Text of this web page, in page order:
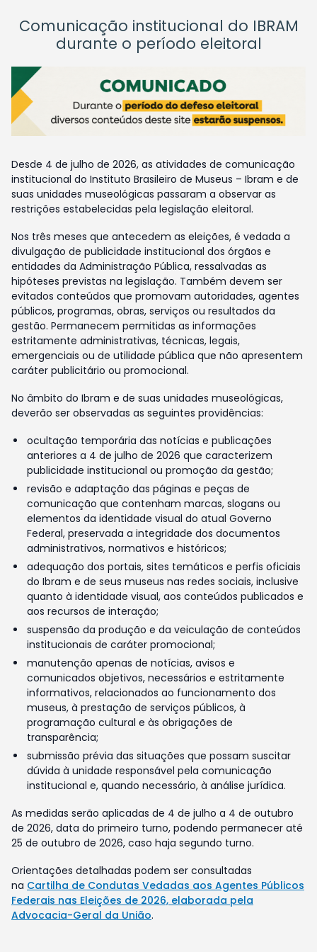
Comunicação institucional do IBRAM
durante o período eleitoral
Desde 4 de julho de 2026, as atividades de comunicação
institucional do Instituto Brasileiro de Museus – Ibram e de
suas unidades museológicas passaram a observar as
restrições estabelecidas pela legislação eleitoral.
Nos três meses que antecedem as eleições, é vedada a
divulgação de publicidade institucional dos órgãos e
entidades da Administração Pública, ressalvadas as
hipóteses previstas na legislação. Também devem ser
evitados conteúdos que promovam autoridades, agentes
públicos, programas, obras, serviços ou resultados da
gestão. Permanecem permitidas as informações
estritamente administrativas, técnicas, legais,
emergenciais ou de utilidade pública que não apresentem
caráter publicitário ou promocional.
No âmbito do Ibram e de suas unidades museológicas,
deverão ser observadas as seguintes providências:
ocultação temporária das notícias e publicações
anteriores a 4 de julho de 2026 que caracterizem
publicidade institucional ou promoção da gestão;
revisão e adaptação das páginas e peças de
comunicação que contenham marcas, slogans ou
elementos da identidade visual do atual Governo
Federal, preservada a integridade dos documentos
administrativos, normativos e históricos;
adequação dos portais, sites temáticos e perfis oficiais
do Ibram e de seus museus nas redes sociais, inclusive
quanto à identidade visual, aos conteúdos publicados e
aos recursos de interação;
suspensão da produção e da veiculação de conteúdos
institucionais de caráter promocional;
manutenção apenas de notícias, avisos e
comunicados objetivos, necessários e estritamente
informativos, relacionados ao funcionamento dos
museus, à prestação de serviços públicos, à
programação cultural e às obrigações de
transparência;
submissão prévia das situações que possam suscitar
dúvida à unidade responsável pela comunicação
institucional e, quando necessário, à análise jurídica.
As medidas serão aplicadas de 4 de julho a 4 de outubro
de 2026, data do primeiro turno, podendo permanecer até
25 de outubro de 2026, caso haja segundo turno.
Orientações detalhadas podem ser consultadas
na Cartilha de Condutas Vedadas aos Agentes Públicos
Federais nas Eleições de 2026, elaborada pela
Advocacia-Geral da União.